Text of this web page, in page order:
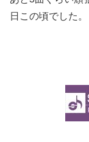
日この頃でした。